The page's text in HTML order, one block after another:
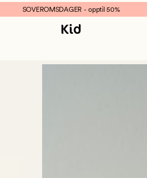
SOVEROMSDAGER - opptil 50%